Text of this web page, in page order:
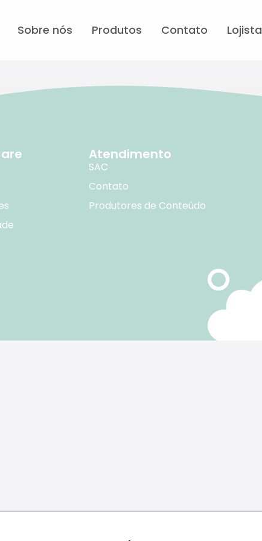
Sobre nós Produtos Contato Lojista
Atendimento
SAC
Contato
Produtores de Conteúdo